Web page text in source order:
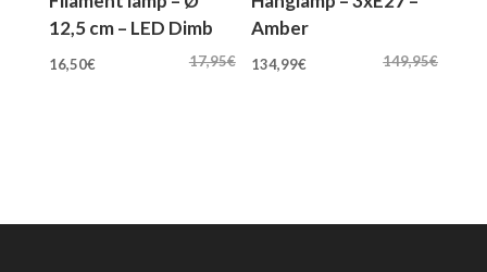
12,5 cm – LED Dimb
17,95€
Oorspronkelijke
16,50€Huidige
Amber
149,95€
Oorspronkelijke
134,99€